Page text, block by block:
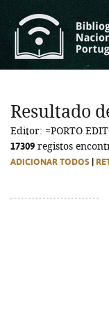
Resultado
Editor: =PORTO
17309 registos
ADICIONAR TODOS